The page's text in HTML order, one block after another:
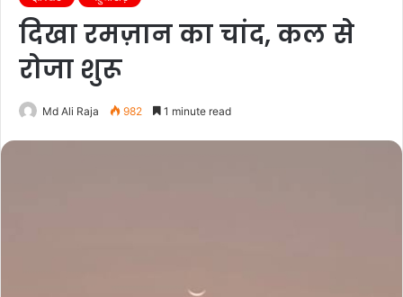
दिखा रमज़ान का चांद, कल से
रोजा शुरू
Md Ali Raja 982 1 minute read